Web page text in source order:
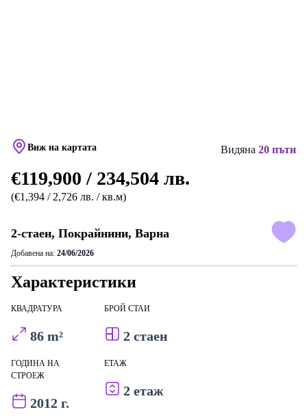
Виж на картата Видяна 20 пъти
€119,900 / 234,504 лв.
(€1,394 / 2,726 лв. / кв.м)
2-стаен, Покрайнини, Варна
Добавена на: 24/06/2026
Характеристики
КВАДРАТУРА
86 m²
БРОЙ СТАИ
2 стаен
ГОДИНА НА
СТРОЕЖ
2012 г.
ЕТАЖ
2 етаж